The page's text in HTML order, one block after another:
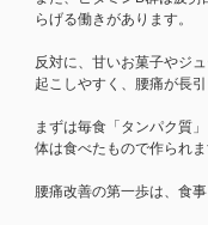
らげる働きがあります。
反対に、甘いお菓子やジ
起こしやすく、腰痛が長
まずは毎食「タンパク質
体は食べたもので作られま
腰痛改善の第一歩は、食